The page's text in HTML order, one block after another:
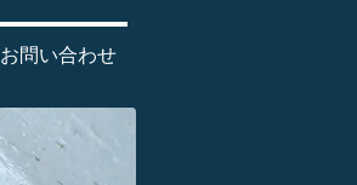
お問い合わせ